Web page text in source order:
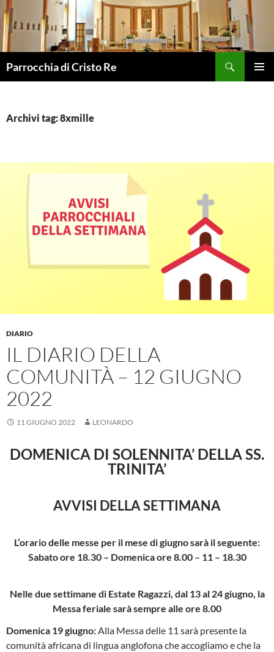
Vai
al
contenuto
Parrocchia di Cristo Re
Archivi tag: 8xmille
DIARIO
IL DIARIO DELLA
COMUNITÀ – 12 GIUGNO
2022
11 GIUGNO 2022 LEONARDO
DOMENICA DI SOLENNITA’ DELLA SS.
TRINITA’
AVVISI DELLA SETTIMANA
L’orario delle messe per il mese di giugno sarà il seguente:
Sabato ore 18.30 – Domenica ore 8.00 – 11 – 18.30
Nelle due settimane di Estate Ragazzi, dal 13 al 24 giugno, la
Messa feriale sarà sempre alle ore 8.00
Domenica 19 giugno:Alla Messa delle 11 sarà presente la
comunità africana di lingua anglofona che accogliamo e che la